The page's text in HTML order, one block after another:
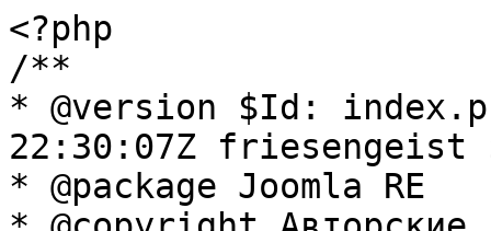
<?php
/**
* @version $Id:
22:30:07Z friesengeist
* @package Joomla RE